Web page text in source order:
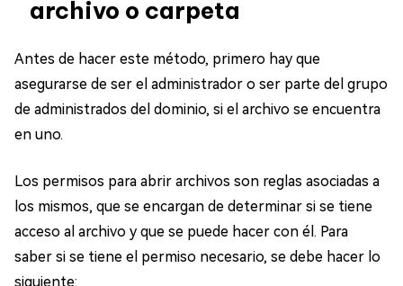
archivo o carpeta
Antes de hacer este método, primero hay que
asegurarse de ser el administrador o ser parte del grupo
de administrados del dominio, si el archivo se encuentra
en uno.
Los permisos para abrir archivos son reglas asociadas a
los mismos, que se encargan de determinar si se tiene
acceso al archivo y que se puede hacer con él. Para
saber si se tiene el permiso necesario, se debe hacer lo
siguiente: